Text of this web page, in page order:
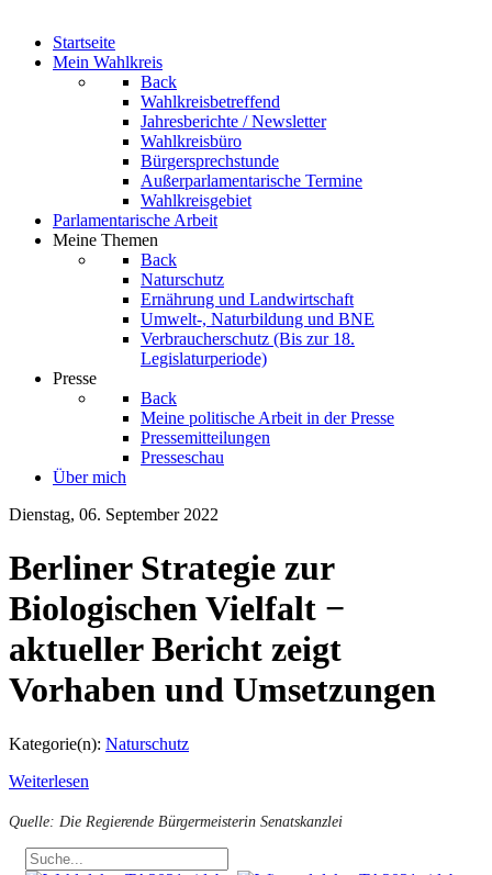
Startseite
Mein Wahlkreis
Back
Wahlkreisbetreffend
Jahresberichte / Newsletter
Wahlkreisbüro
Bürgersprechstunde
Außerparlamentarische Termine
Wahlkreisgebiet
Parlamentarische Arbeit
Meine Themen
Back
Naturschutz
Ernährung und Landwirtschaft
Umwelt-, Naturbildung und BNE
Verbraucherschutz (Bis zur 18.
Legislaturperiode)
Presse
Back
Meine politische Arbeit in der Presse
Pressemitteilungen
Presseschau
Über mich
Dienstag, 06. September 2022
Berliner Strategie zur
Biologischen Vielfalt −
aktueller Bericht zeigt
Vorhaben und Umsetzungen
Kategorie(n): Naturschutz
Weiterlesen
Quelle: Die Regierende Bürgermeisterin Senatskanzlei